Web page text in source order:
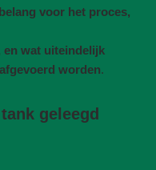
voor het proces,
en wat uiteindelijk
worden.
geleegd